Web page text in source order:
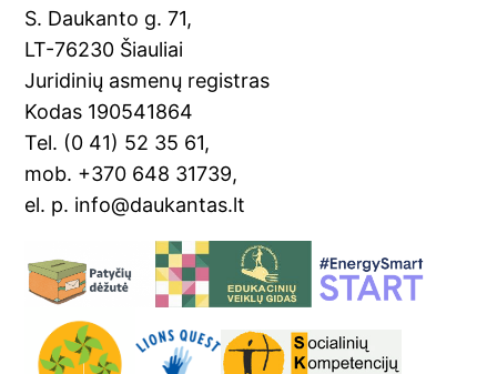
S. Daukanto g. 71,
LT-76230 Šiauliai
Juridinių asmenų registras
Kodas 190541864
Tel. (0 41) 52 35 61,
mob. +370 648 31739,
el. p. info@daukantas.lt